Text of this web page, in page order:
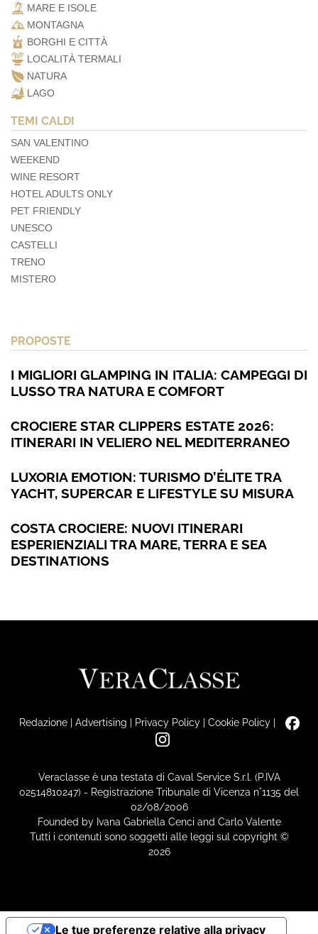
MARE E ISOLE
MONTAGNA
BORGHI E CITTÀ
LOCALITÀ TERMALI
NATURA
LAGO
TEMI CALDI
SAN VALENTINO
WEEKEND
WINE RESORT
HOTEL ADULTS ONLY
PET FRIENDLY
UNESCO
CASTELLI
TRENO
MISTERO
PROPOSTE
I MIGLIORI GLAMPING IN ITALIA: CAMPEGGI DI
LUSSO TRA NATURA E COMFORT
CROCIERE STAR CLIPPERS ESTATE 2026:
ITINERARI IN VELIERO NEL MEDITERRANEO
LUXORIA EMOTION: TURISMO D’ÉLITE TRA
YACHT, SUPERCAR E LIFESTYLE SU MISURA
COSTA CROCIERE: NUOVI ITINERARI
ESPERIENZIALI TRA MARE, TERRA E SEA
DESTINATIONS
Redazione| Advertising | Privacy Policy| Cookie Policy|
Veraclasse è una testata di Caval Service S.r.l. (P.IVA
02514810247) - Registrazione Tribunale di Vicenza n°1135 del
02/08/2006
Founded by Ivana Gabriella Cenci and Carlo Valente
Tutti i contenuti sono soggetti alle leggi sul copyright ©
2026
Le tue preferenze relative alla privacy